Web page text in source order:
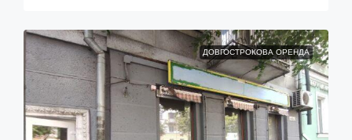
ДОВГОСТРОКОВА ОРЕНДА